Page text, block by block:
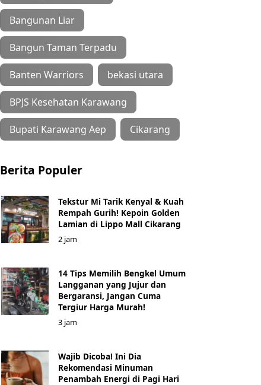
Bangunan Liar
Bangun Taman Terpadu
Banten Warriors bekasi utara
BPJS Kesehatan Karawang
Bupati Karawang Aep Cikarang
Berita Populer
Tekstur Mi Tarik Kenyal & Kuah
Rempah Gurih! Kepoin Golden
Lamian di Lippo Mall Cikarang
2 jam
14 Tips Memilih Bengkel Umum
Langganan yang Jujur dan
Bergaransi, Jangan Cuma
Tergiur Harga Murah!
3 jam
Wajib Dicoba! Ini Dia
Rekomendasi Minuman
Penambah Energi di Pagi Hari